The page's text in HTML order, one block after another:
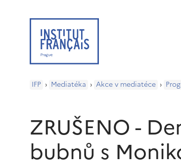
IFP › Mediatéka › Akce v mediatéce ›
ZRUŠENO -
bubnů s